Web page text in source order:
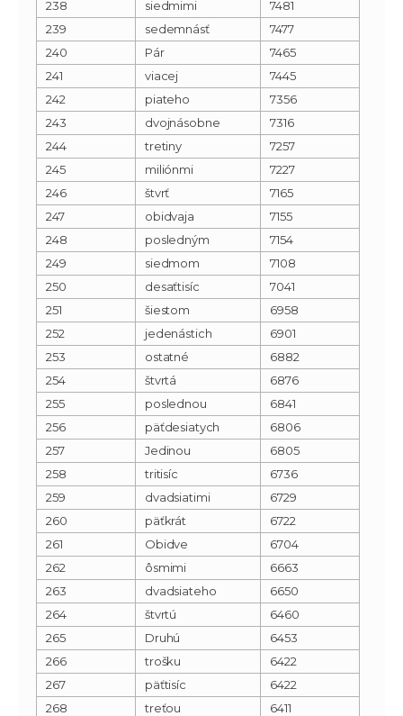
238
siedmimi
7481
239
sedemnásť
7477
240
Pár
7465
241
viacej
7445
242
piateho
7356
243
dvojnásobne
7316
244
tretiny
7257
245
miliónmi
7227
246
štvrť
7165
247
obidvaja
7155
248
posledným
7154
249
siedmom
7108
250
desaťtisíc
7041
251
šiestom
6958
252
jedenástich
6901
253
ostatné
6882
254
štvrtá
6876
255
poslednou
6841
256
päťdesiatych
6806
257
Jedinou
6805
258
tritisíc
6736
259
dvadsiatimi
6729
260
päťkrát
6722
261
Obidve
6704
262
ôsmimi
6663
263
dvadsiateho
6650
264
štvrtú
6460
265
Druhú
6453
266
trošku
6422
267
päťtisíc
6422
268
treťou
6411